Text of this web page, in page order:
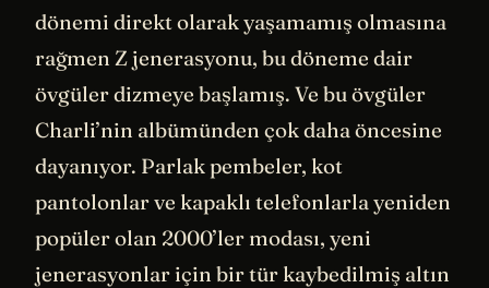
dönemi direkt olarak yaşamamış olmasına
rağmen Z jenerasyonu, bu döneme dair
övgüler dizmeye başlamış. Ve bu övgüler
Charli’nin albümünden çok daha öncesine
dayanıyor. Parlak pembeler, kot
pantolonlar ve kapaklı telefonlarla yeniden
popüler olan 2000’ler modası, yeni
jenerasyonlar için bir tür kaybedilmiş altın